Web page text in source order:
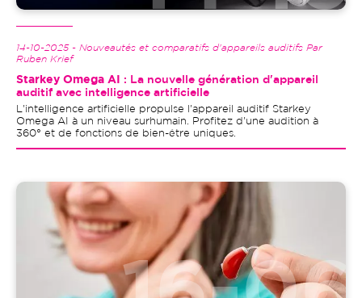
14-10-2025 - Nouveautés et comparatifs d'appareils auditifs Par
Ruben Krief
Starkey Omega AI
: La nouvelle génération d'appareil
auditif avec intelligence artificielle
L'intelligence artificielle propulse l'appareil auditif Starkey
Omega AI à un niveau surhumain. Profitez d'une audition à
360° et de fonctions de bien-être uniques.
Image